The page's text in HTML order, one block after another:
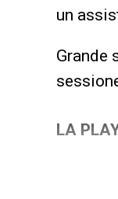
un
Grande
LA